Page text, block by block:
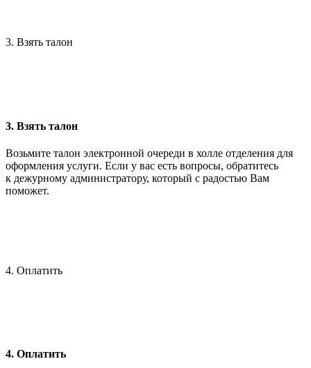
3. Взять талон
3. Взять талон
Возьмите талон электронной очереди в холле отделения для
оформления услуги. Если у вас есть вопросы, обратитесь
к дежурному администратору, который с радостью Вам
поможет.
4. Оплатить
4. Оплатить